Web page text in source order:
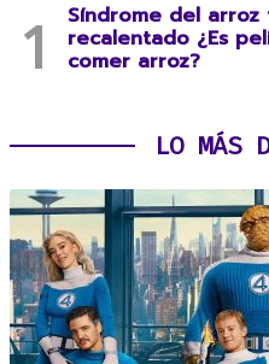
Síndrome del
recalentado ¿Es
comer arroz?
LO MÁS